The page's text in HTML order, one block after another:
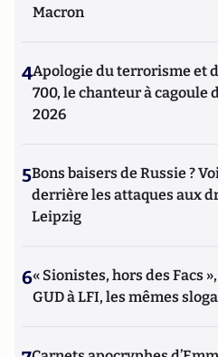
Macron
4Apologie du terrorisme et
700, le chanteur à cagoule
2026
5Bons baisers de Russie ?
derrière les attaques aux
Leipzig
6« Sionistes, hors des Facs
GUD à LFI, les mêmes